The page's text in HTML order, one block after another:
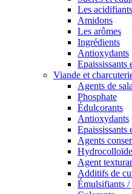
Les acidifiants
Amidons
Les arômes
Ingrédients
Antioxydants
Epaississants
Viande et
Agents de
Phosphate
Édulcorants
Antioxydants
Epaississants
Agents
Agent
Additifs de
Émulsifiants /